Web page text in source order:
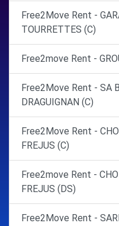
Free2Move Rent -
TOURRETTES (C)
Free2move Rent -
Free2Move Rent - SA
DRAGUIGNAN (C)
Free2Move Rent -
FREJUS (C)
Free2move Rent -
FREJUS (DS)
Free2Move Rent -